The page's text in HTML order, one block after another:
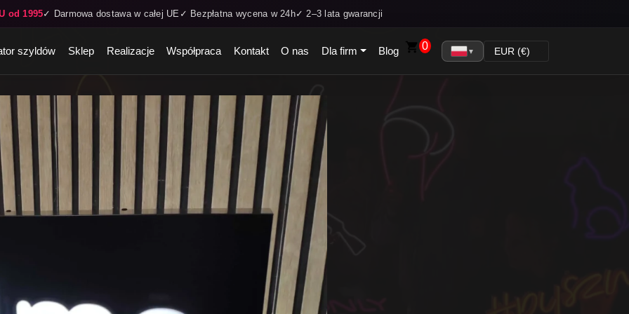
od 1995✓ Darmowa dostawa w całej UE ✓ Bezpłatna wycena w 24h✓ 2–3 lata gwarancji
szyldów Sklep Realizacje Współpraca Kontakt O nas Dla firm Blog 0 ▼